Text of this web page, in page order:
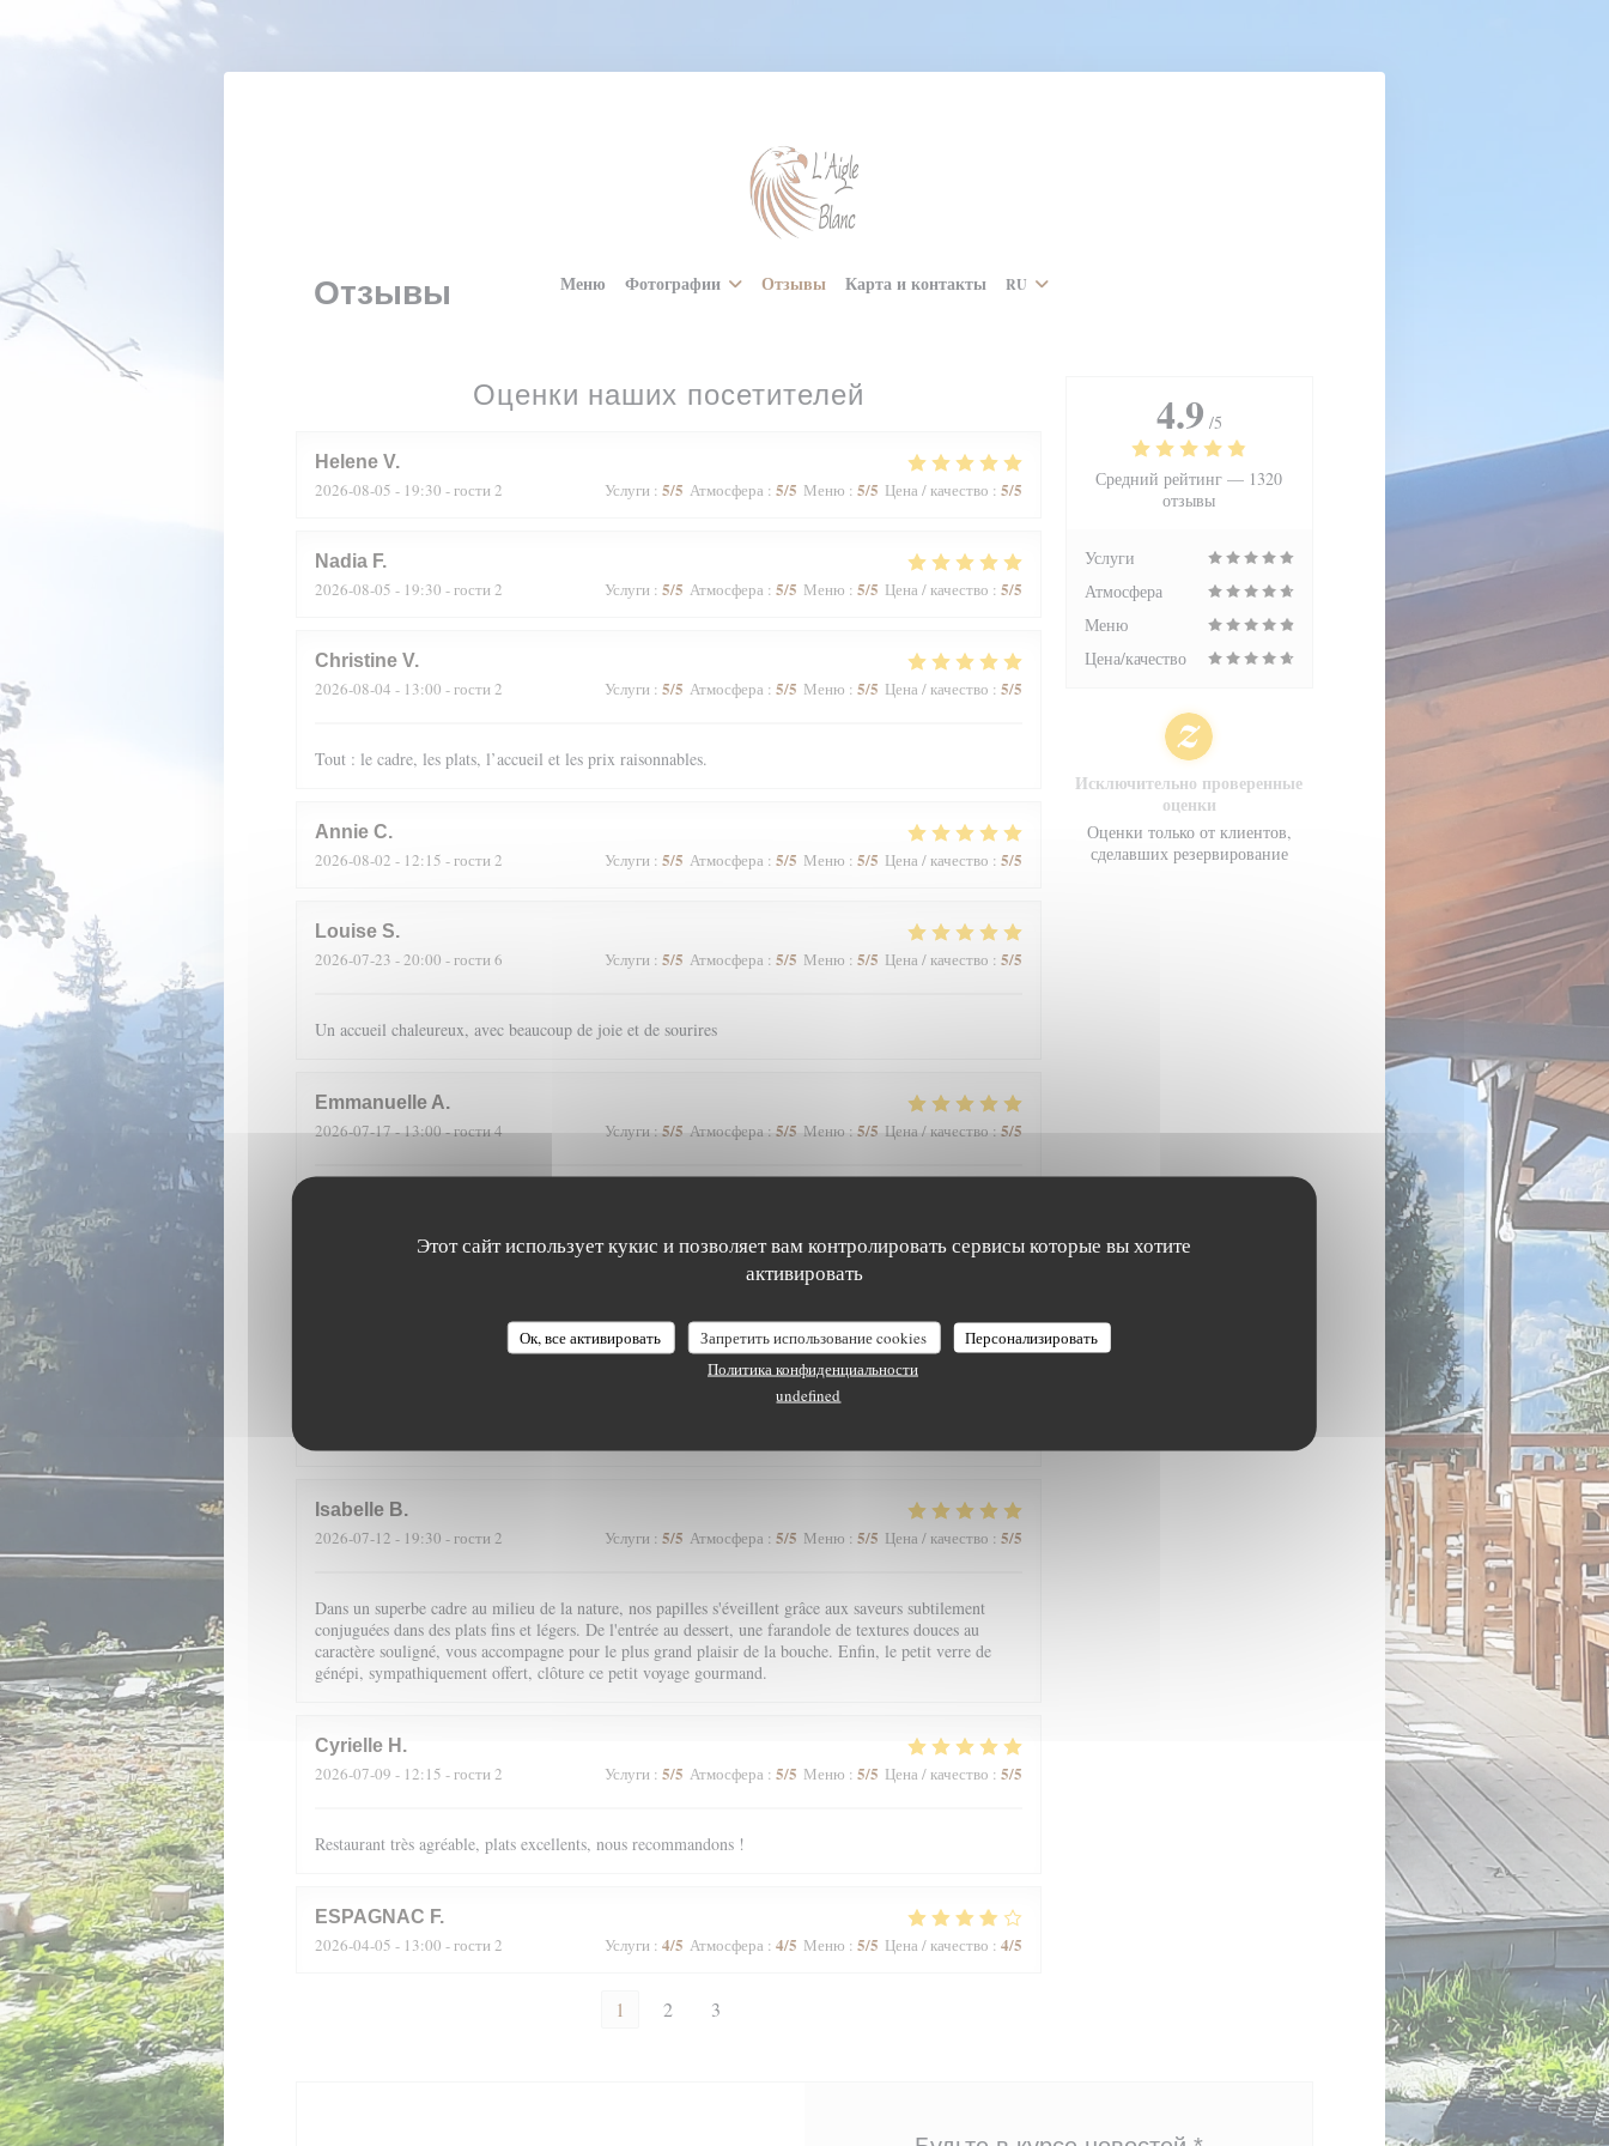
Панель управления cookies
Этот сайт использует кукис и позволяет вам контролировать сервисы которые вы хотите
активировать
Ок, все активировать Запретить использование cookies
Персонализировать
Политика конфиденциальности
undefined
Меню Фотографии Отзывы Карта и контакты RU
Отзывы
Оценки наших посетителей
Helene V
2026-08-05 - 19:30 - гости 2 Услуги : 5/5 Атмосфера : 5/5 Меню : 5/5 Цена / качество : 5/5
Nadia F
2026-08-05 - 19:30 - гости 2 Услуги : 5/5 Атмосфера : 5/5 Меню : 5/5 Цена / качество : 5/5
Christine V
2026-08-04 - 13:00 - гости 2 Услуги : 5/5 Атмосфера : 5/5 Меню : 5/5 Цена / качество : 5/5
Tout : le cadre, les plats, l’accueil et les prix raisonnables.
Annie C
2026-08-02 - 12:15 - гости 2 Услуги : 5/5 Атмосфера : 5/5 Меню : 5/5 Цена / качество : 5/5
Louise S
2026-07-23 - 20:00 - гости 6 Услуги : 5/5 Атмосфера : 5/5 Меню : 5/5 Цена / качество : 5/5
Un accueil chaleureux, avec beaucoup de joie et de sourires
Emmanuelle A
2026-07-17- 13:00 - гости 4 Услуги: 5/5 Атмосфера: 5/5 Меню: 5/5 Цена / качество : 5/5
Услуги:5/5 Атмосфера:5/5 Меню:5/5 Цена / качество:4/5
Dans un cadre merveilleux, en pleine nature avec une magnifique vue, l’Aigle Blanche vous offre une
Isabelle B
2026-07-12 - 19:30 - гости 2 Услуги : 5/5 Атмосфера : 5/5 Меню : 5/5 Цена / качество : 5/5
Dans un superbe cadre au milieu de la nature, nos papilles s'éveillent grâce aux saveurs subtilement
conjuguées dans des plats fins et légers. De l'entrée au dessert, une farandole de textures douces au
caractère souligné, vous accompagne pour le plus grand plaisir de la bouche. Enfin, le petit verre de
génépi, sympathiquement offert, clôture ce petit voyage gourmand.
Cyrielle H
2026-07-09 - 12:15 - гости 2 Услуги : 5/5 Атмосфера : 5/5 Меню : 5/5 Цена / качество : 5/5
Restaurant très agréable, plats excellents, nous recommandons !
ESPAGNAC F
2026-04-05 - 13:00 - гости 2 Услуги : 4/5 Атмосфера : 4/5 Меню : 5/5 Цена / качество : 4/5
1 2 3
4.9 /5
Средний рейтинг — 1320
отзывы
Услуги
Атмосфера
Меню
Цена/качество
Исключительно проверенные
оценки
Оценки только от клиентов,
сделавших резервирование